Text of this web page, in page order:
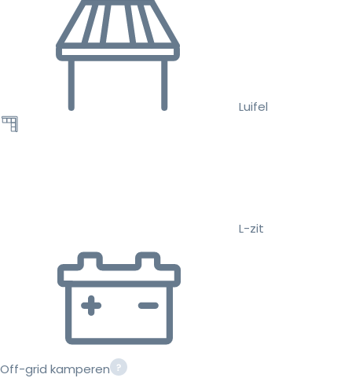
Luifel
L-zit
Off-grid kamperen